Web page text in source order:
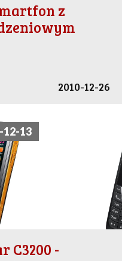
z
2010-12-26
12-13
C3200 -